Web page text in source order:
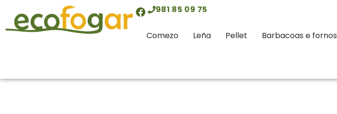
981 85 09 75
Comezo Leña Pellet Barbacoas e fornos